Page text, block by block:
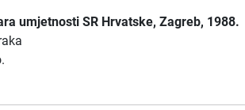
umjetnosti SR Hrvatske, Zagreb, 1988.